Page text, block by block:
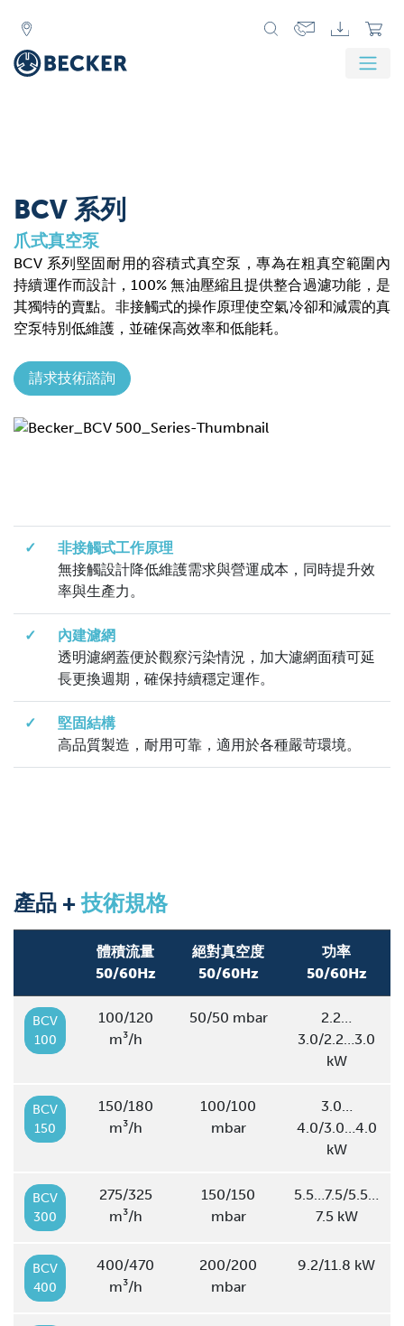
BCV 系列
爪式真空泵
BCV 系列堅固耐用的容積式真空泵，專為在粗真空範圍內
持續運作而設計，100% 無油壓縮且提供整合過濾功能，是
其獨特的賣點。非接觸式的操作原理使空氣冷卻和減震的真
空泵特別低維護，並確保高效率和低能耗。
請求技術諮詢
✓
非接觸式工作原理
無接觸設計降低維護需求與營運成本，同時提升效
率與生產力。
✓
內建濾網
透明濾網蓋便於觀察污染情況，加大濾網面積可延
長更換週期，確保持續穩定運作。
✓
堅固結構
高品質製造，耐用可靠，適用於各種嚴苛環境。
產品 +技術規格
體積流量
50/60Hz
絕對真空度
50/60Hz
功率
50/60Hz
BCV
100
100/120
m³/h
50/50 mbar
2.2…
3.0/2.2…3.0
kW
BCV
150
150/180
m³/h
100/100
mbar
3.0…
4.0/3.0…4.0
kW
BCV
300
275/325
m³/h
150/150
mbar
5.5…7.5/5.5…
7.5 kW
BCV
400
400/470
m³/h
200/200
mbar
9.2/11.8 kW